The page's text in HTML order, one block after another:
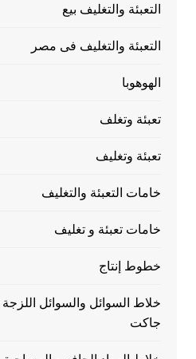
التعبئة والتغليف بيع
التعبئة والتغليف فى مصر
الهوهوبا
تعبئة وتغلف
تعبئة وتغليف
خامات التعبئة والتغليف
خامات تعبئة و تغليف
خطوط إنتاج
خلاط السوائل والسوائل
جاكت